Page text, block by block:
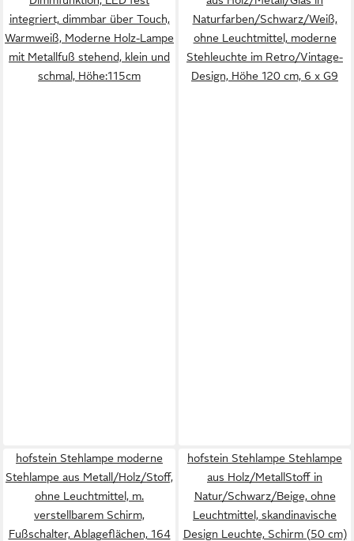
integriert, dimmbar über Touch,
Warmweiß, Moderne Holz-Lampe
mit Metallfuß stehend, klein und
schmal, Höhe:115cm
Naturfarben/Schwarz/Weiß,
ohne Leuchtmittel, moderne
Stehleuchte im Retro/Vintage-
Design, Höhe 120 cm, 6 x G9
hofstein Stehlampe moderne
Stehlampe aus Metall/Holz/Stoff,
ohne Leuchtmittel, m.
verstellbarem Schirm,
Fußschalter, Ablageflächen, 164
hofstein Stehlampe Stehlampe
aus Holz/MetallStoff in
Natur/Schwarz/Beige, ohne
Leuchtmittel, skandinavische
Design Leuchte, Schirm (50 cm)